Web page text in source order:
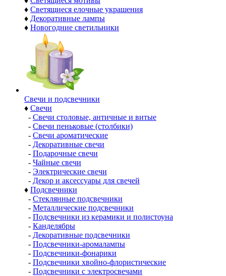
♦ Светящиеся елочные украшения
♦ Декоративные лампы
♦ Новогодние светильники
Свечи и подсвечники
♦ Свечи
- Свечи столовые, античные и витые
- Свечи пеньковые (столбики)
- Свечи ароматические
- Декоративные свечи
- Подарочные свечи
- Чайные свечи
- Электрические свечи
- Декор и аксессуары для свечей
♦ Подсвечники
- Стеклянные подсвечники
- Металлические подсвечники
- Подсвечники из керамики и полистоуна
- Канделябры
- Декоративные подсвечники
- Подсвечники-аромалампы
- Подсвечники-фонарики
- Подсвечники хвойно-флористические
- Подсвечники с электросвечами